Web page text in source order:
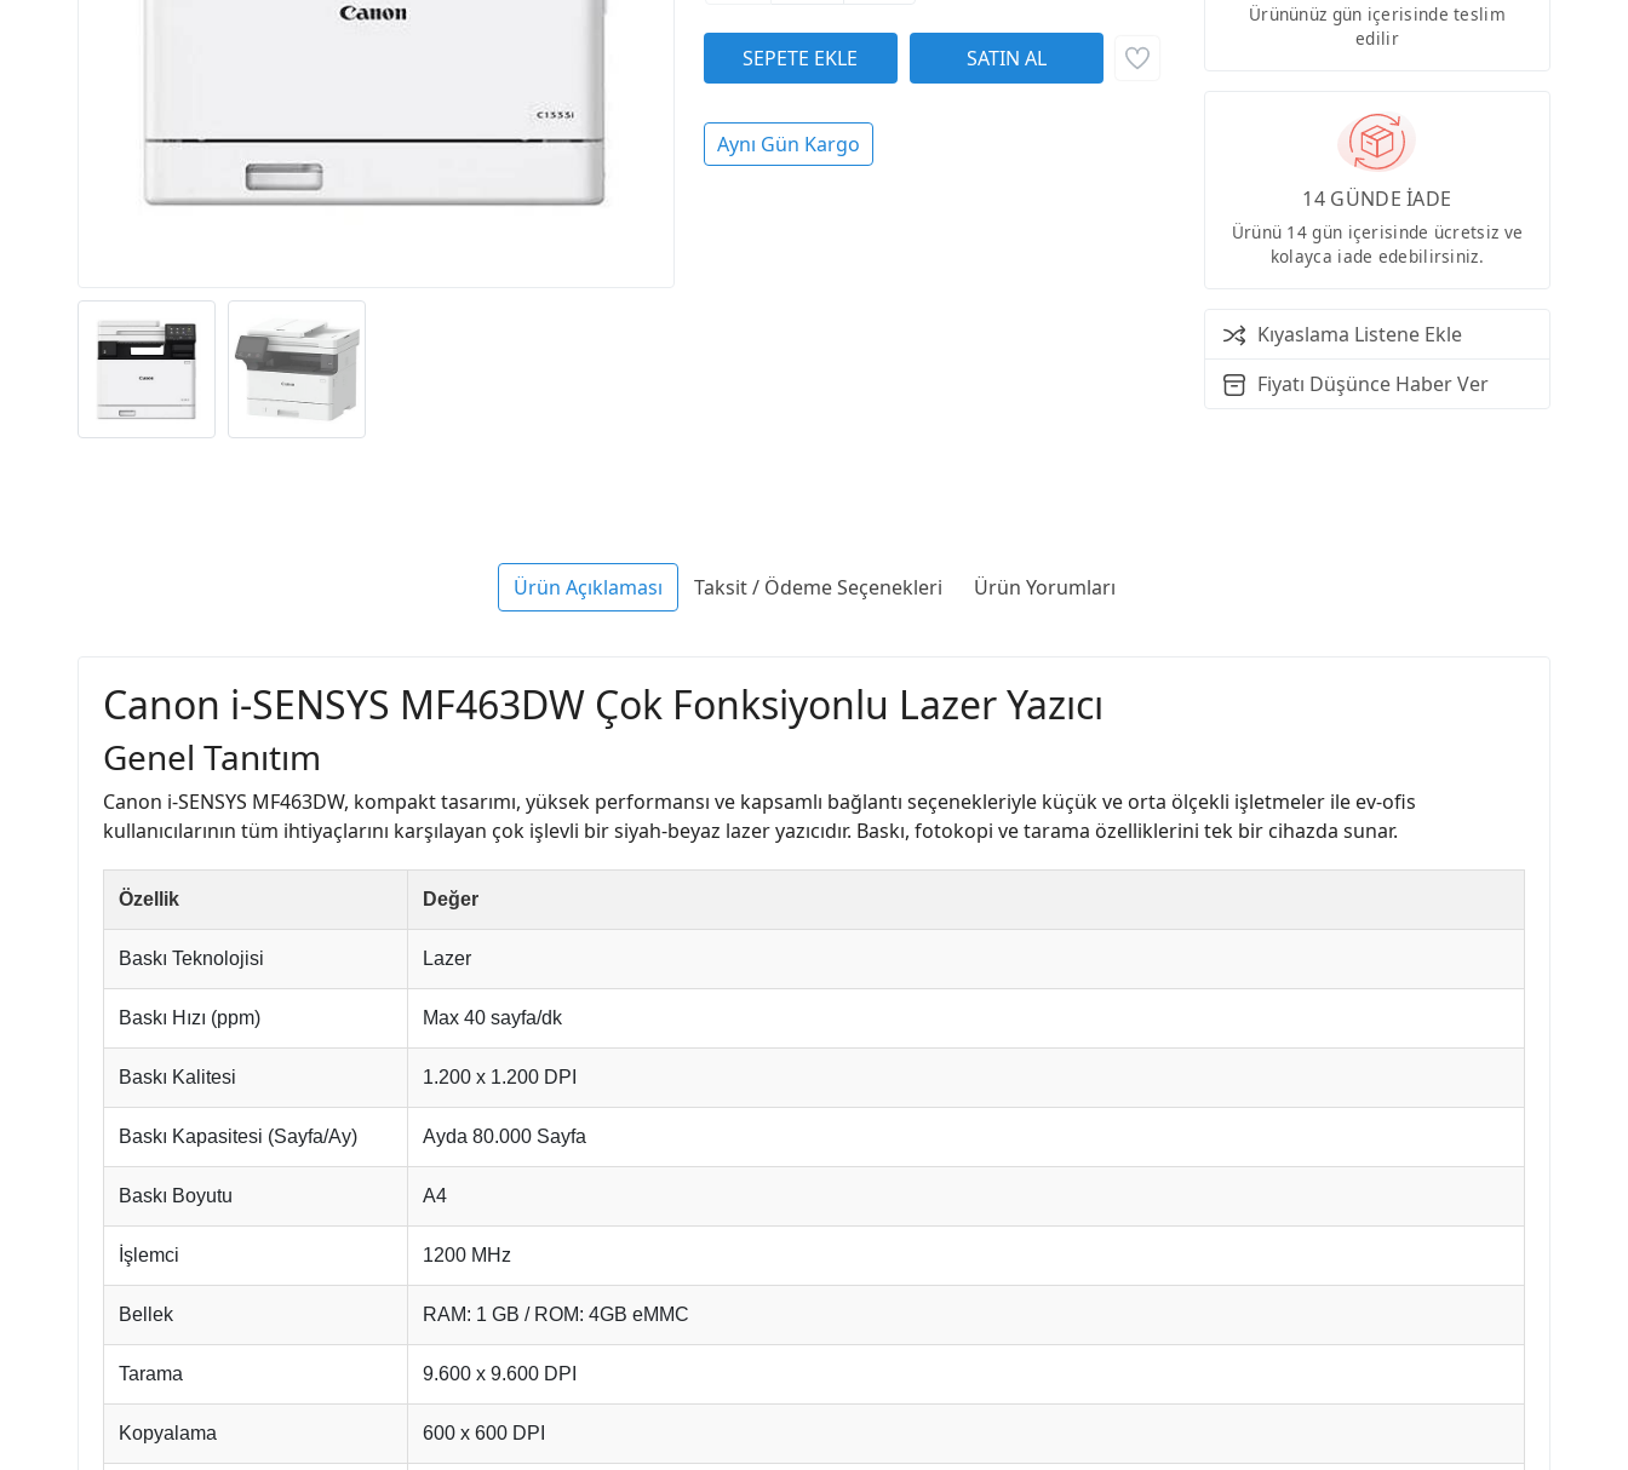
Aynı Gün Kargo
Ürününüz gün içerisinde teslim
edilir
14 GÜNDE İADE
Ürünü 14 gün içerisinde ücretsiz ve
kolayca iade edebilirsiniz.
Kıyaslama Listene Ekle
Fiyatı Düşünce Haber Ver
Ürün Açıklaması Taksit / Ödeme Seçenekleri Ürün Yorumları
Canon i-SENSYS MF463DW Çok Fonksiyonlu Lazer Yazıcı
Genel Tanıtım
Canon i-SENSYS MF463DW, kompakt tasarımı, yüksek performansı ve kapsamlı bağlantı seçenekleriyle küçük ve orta ölçekli işletmeler ile ev-ofis
kullanıcılarının tüm ihtiyaçlarını karşılayan çok işlevli bir siyah-beyaz lazer yazıcıdır. Baskı, fotokopi ve tarama özelliklerini tek bir cihazda sunar.
Özellik Değer
Baskı Teknolojisi Lazer
Baskı Hızı (ppm) Max 40 sayfa/dk
Baskı Kalitesi 1.200 x 1.200 DPI
Baskı Kapasitesi (Sayfa/Ay) Ayda 80.000 Sayfa
Baskı Boyutu A4
İşlemci 1200 MHz
Bellek RAM: 1 GB / ROM: 4GB eMMC
Tarama 9.600 x 9.600 DPI
Kopyalama 600 x 600 DPI